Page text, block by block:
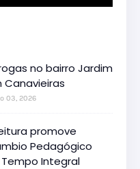
no bairro Jardim
Canavieiras
03, 2026
promove
Pedagógico
Integral